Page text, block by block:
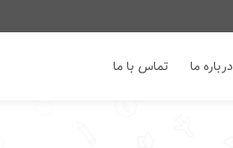
درباره ما تماس با ما